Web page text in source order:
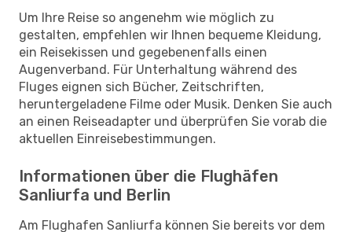
Um Ihre Reise so angenehm wie möglich zu
gestalten, empfehlen wir Ihnen bequeme Kleidung,
ein Reisekissen und gegebenenfalls einen
Augenverband. Für Unterhaltung während des
Fluges eignen sich Bücher, Zeitschriften,
heruntergeladene Filme oder Musik. Denken Sie auch
an einen Reiseadapter und überprüfen Sie vorab die
aktuellen Einreisebestimmungen.
Informationen über die Flughäfen
Sanliurfa und Berlin
Am Flughafen Sanliurfa können Sie bereits vor dem